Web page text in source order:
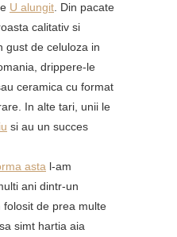
U alungit . Din pacate
calitativ si
gust de celuloza in
drippere-le
ceramica cu format
In alte tari, unii le
si au un succes
asta l-am
ani dintr-un
folosit de prea multe
simt hartia aia